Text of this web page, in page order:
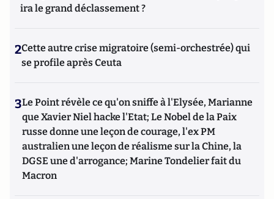
ira le grand déclassement ?
2Cette autre crise migratoire (semi-orchestrée) qui
se profile après Ceuta
3Le Point révèle ce qu'on sniffe à l'Elysée, Marianne
que Xavier Niel hacke l'Etat; Le Nobel de la Paix
russe donne une leçon de courage, l'ex PM
australien une leçon de réalisme sur la Chine, la
DGSE une d'arrogance; Marine Tondelier fait du
Macron